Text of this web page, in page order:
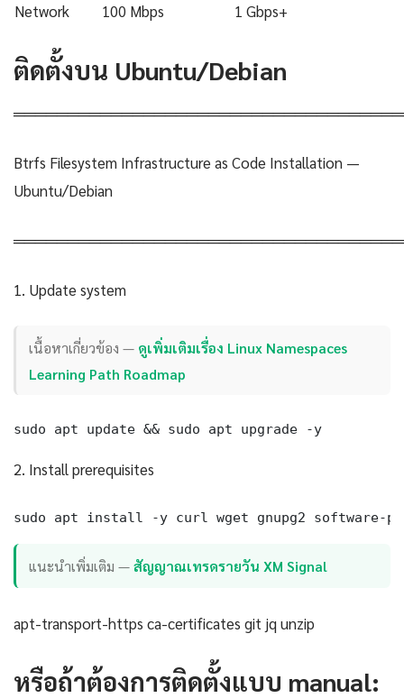
Network 100 Mbps 1 Gbps+
ติดตั้งบน Ubuntu/Debian
Btrfs Filesystem Infrastructure as Code Installation —
Ubuntu/Debian
1. Update system
เนื้อหาเกี่ยวข้อง — ดูเพิ่มเติมเรื่อง Linux Namespaces
Learning Path Roadmap
sudo apt update && sudo apt upgrade -y
2. Install prerequisites
sudo apt install -y curl wget gnupg2 software-
แนะนำเพิ่มเติม —สัญญาณเทรดรายวัน XM Signal
apt-transport-https ca-certificates git jq unzip
หรือถ้าต้องการติดตั้งแบบ manual: